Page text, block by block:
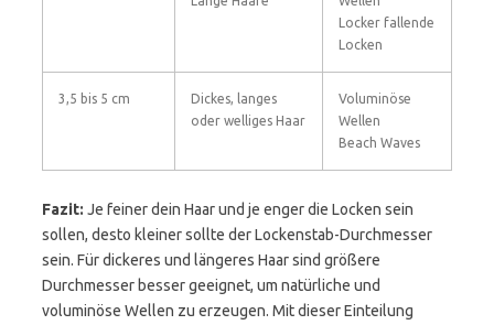
Locker fallende
Locken
3,5 bis 5 cm
Dickes, langes
oder welliges Haar
Voluminöse
Wellen
Beach Waves
Fazit: Je feiner dein Haar und je enger die Locken sein
sollen, desto kleiner sollte der Lockenstab-Durchmesser
sein. Für dickeres und längeres Haar sind größere
Durchmesser besser geeignet, um natürliche und
voluminöse Wellen zu erzeugen. Mit dieser Einteilung